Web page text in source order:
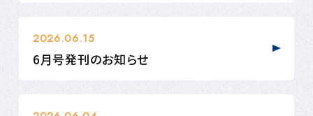
2026.06.15
6月号発刊のお知らせ